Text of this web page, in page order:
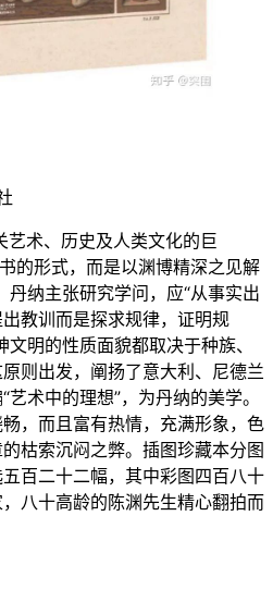
艺术、历史及人类文化的巨
的形式，而是以渊博精深之见解
丹纳主张研究学问，应“从事实出
教训而是探求规律，证明规
明的性质面貌都取决于种族、
则出发，阐扬了意大利、尼德兰
术中的理想”，为丹纳的美学。
，而且富有热情，充满形象，色
枯索沉闷之弊。插图珍藏本分图
百二十二幅，其中彩图四百八十
八十高龄的陈渊先生精心翻拍而